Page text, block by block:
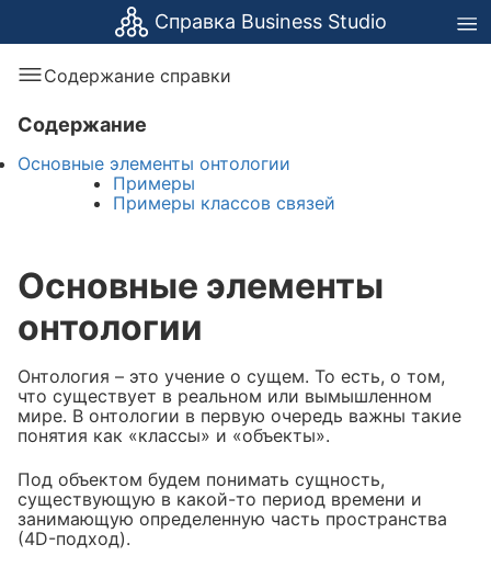
Справка Business Studio
Содержание справки
Основные элементы
онтологии
Онтология – это учение о сущем. То есть, о том,
что существует в реальном или вымышленном
мире. В онтологии в первую очередь важны такие
понятия как «классы» и «объекты».
Под объектом будем понимать сущность,
существующую в какой-то период времени и
занимающую определенную часть пространства
(4D-подход).
Содержание
Основные элементы онтологии
Примеры
Примеры классов связей